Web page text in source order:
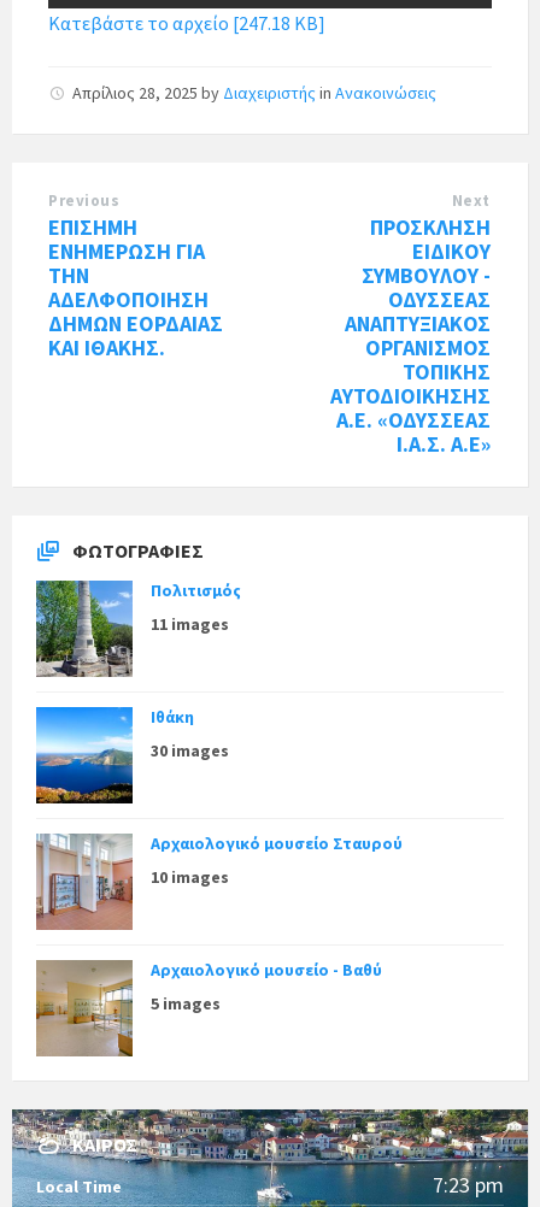
Κατεβάστε το αρχείο [247.18 KB]
Απρίλιος 28, 2025 by Διαχειριστής in Ανακοινώσεις
Previous
ΕΠΙΣΗΜΗ
ΕΝΗΜΕΡΩΣΗ ΓΙΑ
ΤΗΝ
ΑΔΕΛΦΟΠΟΙΗΣΗ
ΔΗΜΩΝ ΕΟΡΔΑΙΑΣ
ΚΑΙ ΙΘΑΚΗΣ.
Next
ΠΡΟΣΚΛΗΣΗ
EIΔΙΚΟΥ
ΣΥΜΒΟΥΛΟΥ -
ΟΔΥΣΣΕΑΣ
ΑΝΑΠΤΥΞΙΑΚΟΣ
ΟΡΓΑΝΙΣΜΟΣ
ΤΟΠΙΚΗΣ
ΑΥΤΟΔΙΟΙΚΗΣΗΣ
Α.Ε. «ΟΔΥΣΣΕΑΣ
Ι.Α.Σ. Α.Ε»
ΦΩΤΟΓΡΑΦΊΕΣ
Πολιτισμός
11 images
Ιθάκη
30 images
Αρχαιολογικό μουσείο Σταυρού
10 images
Αρχαιολογικό μουσείο - Βαθύ
5 images
ΚΑΙΡΌΣ
Local Time 7:23 pm